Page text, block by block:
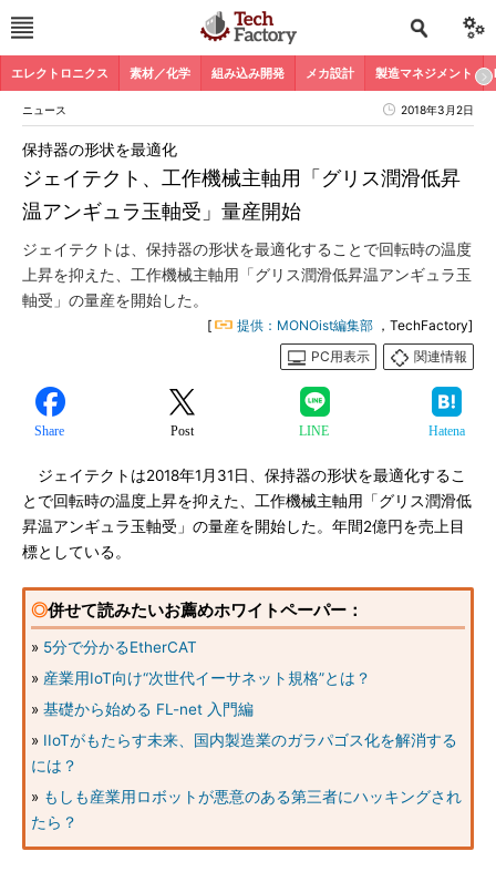
エレクトロニクス 素材／化学 組み込み開発 メカ設計 製造マネジメント
ニュース 2018年3月2日
ジェイテクト、工作機械主軸用「グリス潤滑低昇
温アンギュラ玉軸受」量産開始
保持器の形状を最適化
ジェイテクトは、保持器の形状を最適化することで回転時の温度
上昇を抑えた、工作機械主軸用「グリス潤滑低昇温アンギュラ玉
軸受」の量産を開始した。
[ 提供：MONOist編集部 ，TechFactory]
PC用表示
関連情報
Share Post LINE Hatena
ジェイテクトは2018年1月31日、保持器の形状を最適化するこ
とで回転時の温度上昇を抑えた、工作機械主軸用「グリス潤滑低
昇温アンギュラ玉軸受」の量産を開始した。年間2億円を売上目
標としている。
◎併せて読みたいお薦めホワイトペーパー：
» 5分で分かるEtherCAT
» 産業用IoT向け“次世代イーサネット規格”とは？
» 基礎から始める FL-net 入門編
» IIoTがもたらす未来、国内製造業のガラパゴス化を解消する
には？
» もしも産業用ロボットが悪意のある第三者にハッキングされ
たら？